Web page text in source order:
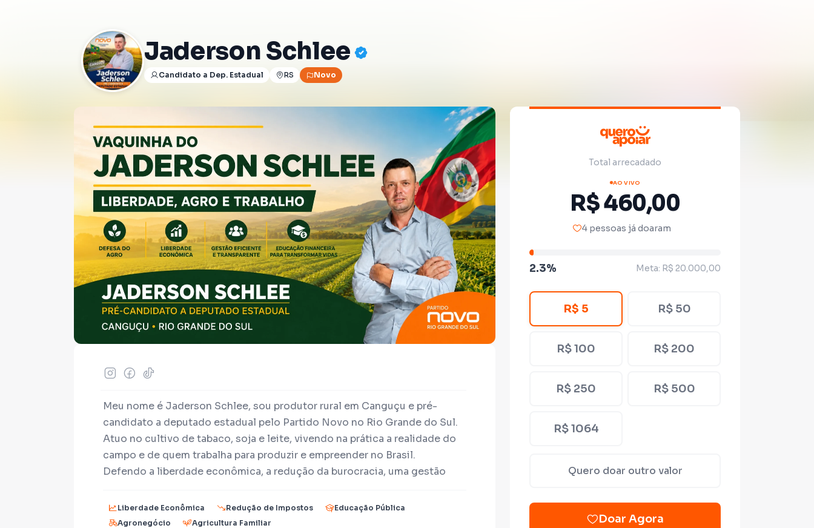
Jaderson Schlee
Candidato a Dep. Estadual RS Novo
Meu nome é Jaderson Schlee, sou produtor rural em Canguçu e pré-
candidato a deputado estadual pelo Partido Novo no Rio Grande do Sul.
Atuo no cultivo de tabaco, soja e leite, vivendo na prática a realidade do
campo e de quem trabalha para produzir e empreender no Brasil.
Defendo a liberdade econômica, a redução da burocracia, uma gestão
agronegócio e da educação financeira como ferramenta de
transformação social.
Liberdade Econômica Redução de Impostos
Educação Pública
Agronegócio
Agricultura Familiar
Total arrecadado
AO VIVO
R$ 460,00
4 pessoas já doaram
2.3% Meta: R$ 20.000,00
R$ 5 R$ 50
R$ 100 R$ 200
R$ 250 R$ 500
R$ 1064
Quero doar outro valor
Doar Agora